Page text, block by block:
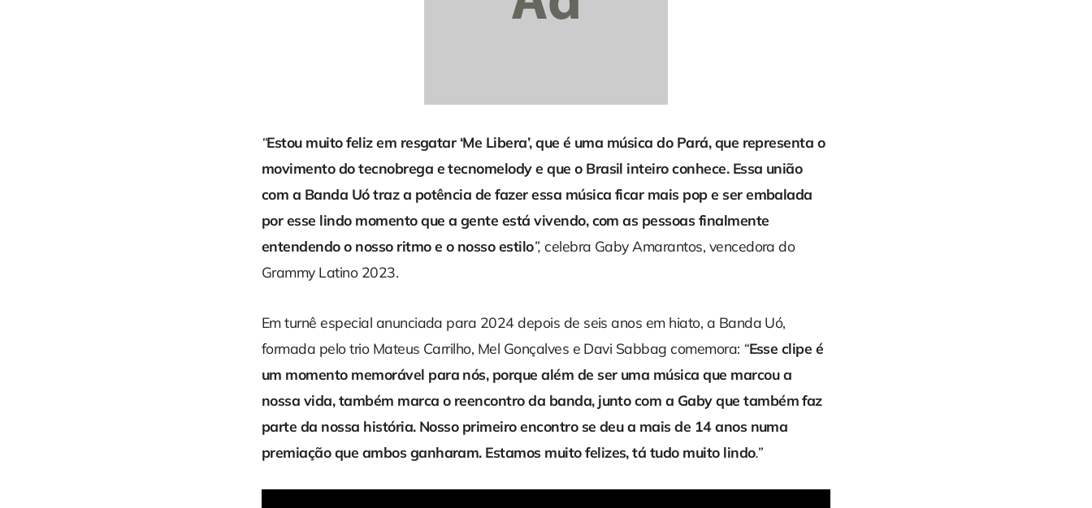
“Estou muito feliz em resgatar ‘Me Libera’, que é uma música do Pará, que representa o
movimento do tecnobrega e tecnomelody e que o Brasil inteiro conhece. Essa união
com a Banda Uó traz a potência de fazer essa música ficar mais pop e ser embalada
por esse lindo momento que a gente está vivendo, com as pessoas finalmente
entendendo o nosso ritmo e o nosso estilo”, celebra Gaby Amarantos, vencedora do
Grammy Latino 2023.
Em turnê especial anunciada para 2024 depois de seis anos em hiato, a Banda Uó,
formada pelo trio Mateus Carrilho, Mel Gonçalves e Davi Sabbag comemora: “Esse clipe é
um momento memorável para nós, porque além de ser uma música que marcou a
nossa vida, também marca o reencontro da banda, junto com a Gaby que também faz
parte da nossa história. Nosso primeiro encontro se deu a mais de 14 anos numa
premiação que ambos ganharam. Estamos muito felizes, tá tudo muito lindo.”